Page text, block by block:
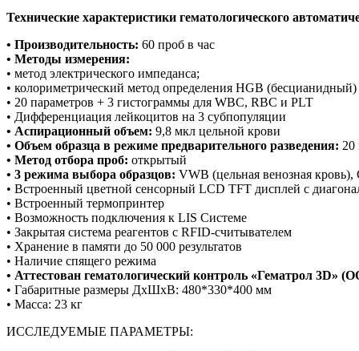
Технические характеристики гематологического
• Производительность: 60 проб в час
• Методы измерения:
• метод электрического импеданса;
• колориметрический метод определения HGB (бесцианидный)
• 20 параметров + 3 гистограммы для WBC, RBC и PLT
• Дифференциация лейкоцитов на 3 субпопуляции
• Аспирационный объем: 9,8 мкл цельной крови
• Объем образца в режиме предварительного разведения: 20
• Метод отбора проб: открытый
• 3 режима выбора образцов: VWB (цельная венозная кровь),
• Встроенный цветной сенсорный LCD TFT дисплей с
• Встроенный термопринтер
• Возможность подключения к LIS Системе
• Закрытая система реагентов с RFID-считывателем
• Хранение в памяти до 50 000 результатов
• Наличие спящего режима
• Аттестован гематологический контроль «Гематрол 3D»
• Габаритные размеры ДхШхВ: 480*330*400 мм
• Масса: 23 кг
ИССЛЕДУЕМЫЕ ПАРАМЕТРЫ: